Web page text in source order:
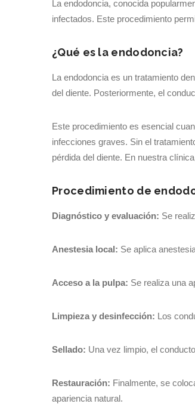
La endodoncia, conocida
infectados. Este procedimiento
¿Qué es la endodoncia?
La endodoncia es un tratamiento
del diente. Posteriormente, el
Este procedimiento es esencial
infecciones graves. Sin el
pérdida del diente. En nuestra
Procedimiento de
Diagnóstico y evaluación: Se
Anestesia local: Se aplica
Acceso a la pulpa: Se realiza una
Limpieza y desinfección: Los
Sellado: Una vez limpio, el
Restauración: Finalmente, se
apariencia natural.